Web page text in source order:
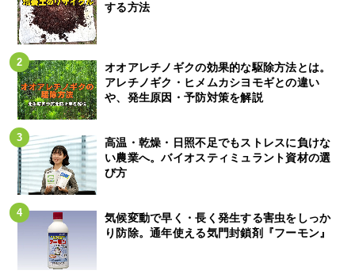
する方法
オオアレチノギクの効果的な駆除方法とは。
アレチノギク・ヒメムカシヨモギとの違い
や、発生原因・予防対策を解説
高温・乾燥・日照不足でもストレスに負けな
い農業へ。バイオスティミュラント資材の選
び方
気候変動で早く・長く発生する害虫をしっか
り防除。通年使える気門封鎖剤『フーモン』